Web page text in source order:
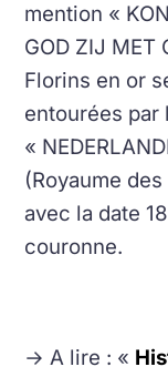
mention «
GOD ZIJ MET
Florins en or
entourées par
«
(Royaume
avec la date
couronne.
→ A lire : «